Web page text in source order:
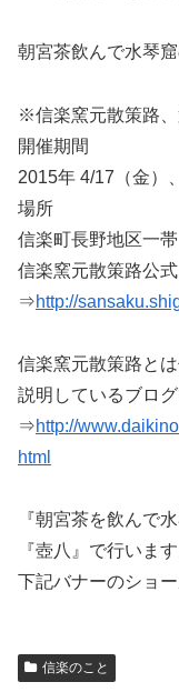
朝宮茶飲んで水琴
※信楽窯元散策路、
開催期間
2015年 4/17（金）
場所
信楽町長野地区一
信楽窯元散策路公
⇒http://
信楽窯元散策路とは
説明しているブロ
⇒http://
html
『朝宮茶を飲んで
『壺八』で行います
下記バナーのショ
信楽のこと